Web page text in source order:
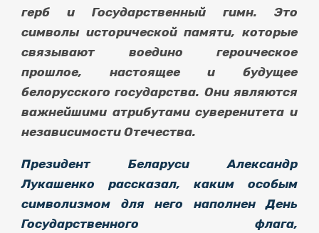
герб и Государственный гимн. Это
символы исторической памяти, которые
связывают воедино героическое
прошлое, настоящее и будущее
белорусского государства. Они являются
важнейшими атрибутами суверенитета и
независимости Отечества.
Президент Беларуси Александр
Лукашенко рассказал, каким особым
символизмом для него наполнен День
Государственного флага,